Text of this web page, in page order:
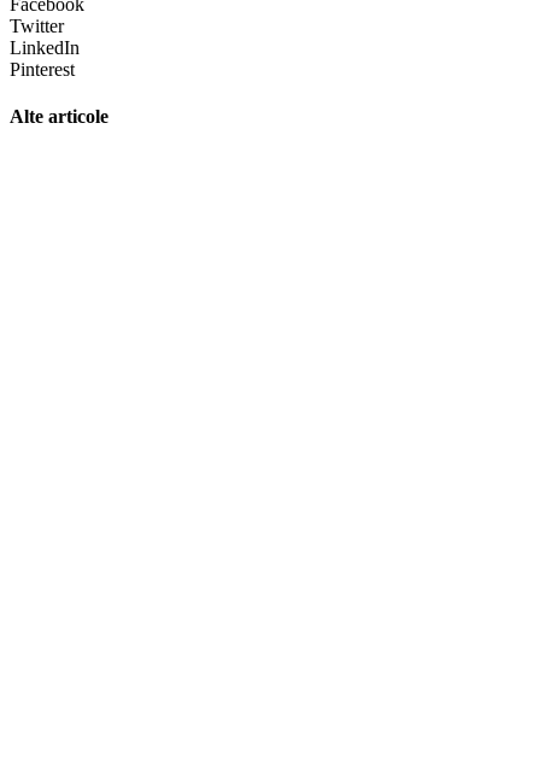
Twitter
LinkedIn
Pinterest
Alte articole